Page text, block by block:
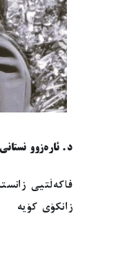
د. ئارەزوو نستانی
فاکەڵتیی
زانکۆی کۆیە